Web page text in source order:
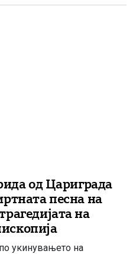
поколенија дека
од Цариграда
песна на
на
укинувањето на